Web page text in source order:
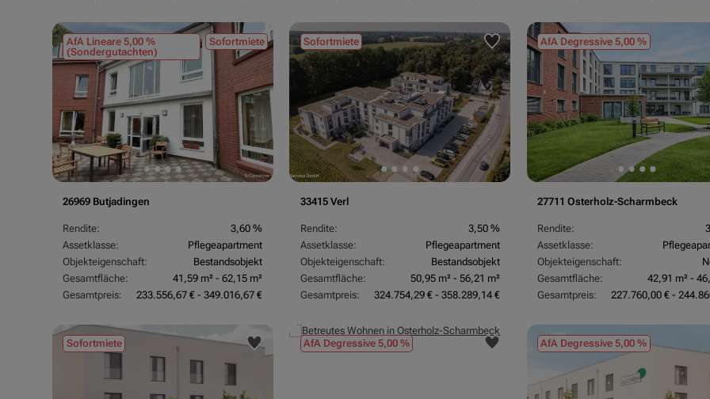
AfA Lineare 5,00 %
(Sondergutachten)
Sofortmiete
26969 Butjadingen
Rendite:
3,60 %
Assetklasse:
Pflegeapartment
Objekteigenschaft:
Bestandsobjekt
Gesamtfläche:
41,59 m² - 62,15 m²
Gesamtpreis:
233.556,67 € - 349.016,67 €
Sofortmiete
33415 Verl
Rendite:
3,50 %
Assetklasse:
Pflegeapartment
Objekteigenschaft:
Bestandsobjekt
Gesamtfläche:
50,95 m² - 56,21 m²
Gesamtpreis:
324.754,29 € - 358.289,14 €
AfA Degressive 5,00 %
27711 Osterholz-Scharmbeck
Rendite:
Assetklasse:
Objekteigenschaft:
Gesamtfläche:
42,91 m² -
Gesamtpreis:
227.760,00 € -
Sofortmiete AfA Degressive 5,00 % AfA Degressive 5,00 %